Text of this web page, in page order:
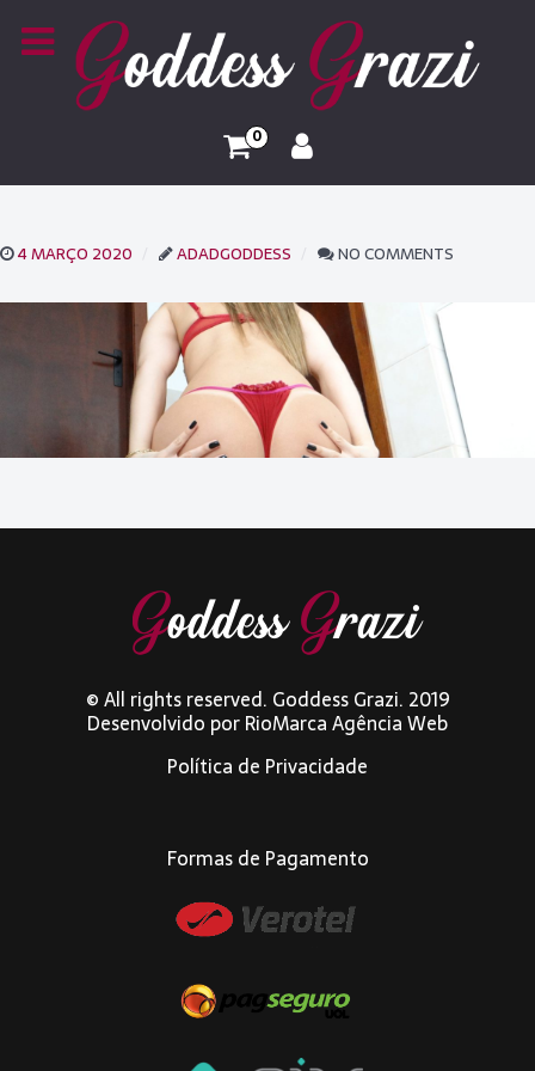
0
4 MARÇO 2020 ADADGODDESS NO COMMENTS
© All rights reserved. Goddess Grazi. 2019
Desenvolvido porRioMarca Agência Web
Política de Privacidade
Formas de Pagamento